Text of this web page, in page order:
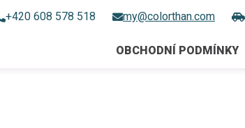
+420 608 578 518 my@colorthan.com
OBCHODNÍ PODMÍNKY